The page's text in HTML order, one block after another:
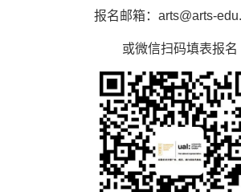
报名邮箱：arts@arts-
或微信扫码填表报名